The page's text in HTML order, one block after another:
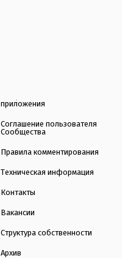
приложения
Соглашение пользователя
Сообщества
Правила комментирования
Техническая информация
Контакты
Вакансии
Структура собственности
Архив